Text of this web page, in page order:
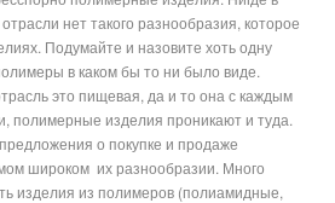
нет такого разнообразия, которое
Подумайте и назовите хоть одну
в каком бы то ни было виде.
это пищевая, да и то она с каждым
полимерные изделия проникают и туда.
о покупке и продаже
широком их разнообразии. Много
изделия из полимеров (полиамидные,